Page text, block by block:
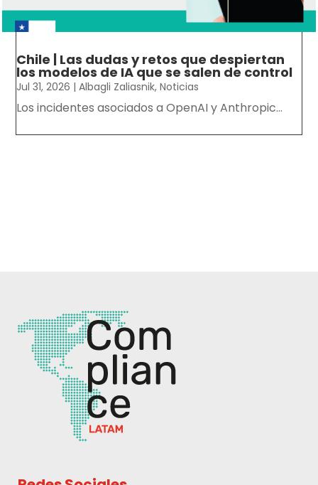
Chile | Las dudas y retos que despiertan
los modelos de IA que se salen de control
Jul 31, 2026 |Albagli Zaliasnik,Noticias
Los incidentes asociados a OpenAI y Anthropic...